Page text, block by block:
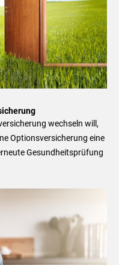
wechseln will,
Optionsversicherung eine
Gesundheitsprüfung